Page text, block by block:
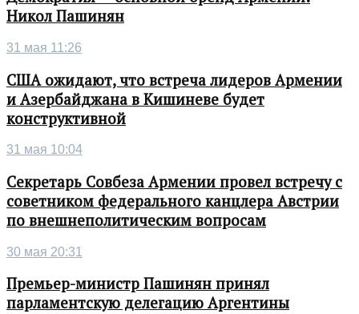
Никол Пашинян
31 мая 11:26
США ожидают, что встреча лидеров Армении
и Азербайджана в Кишиневе будет
конструктивной
31 мая 10:04
Секретарь Совбеза Армении провел встречу с
советником федерального канцлера Австрии
по внешнеполитическим вопросам
30 мая 20:31
Премьер-министр Пашинян принял
парламентскую делегацию Аргентины